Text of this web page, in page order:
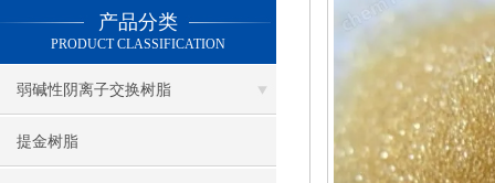
产品分类
PRODUCT CLASSIFICATION
弱碱性阴离子交换树脂
提金树脂